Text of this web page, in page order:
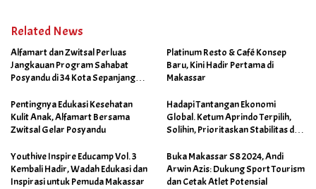
Related News
Alfamart dan Zwitsal Perluas
Jangkauan Program Sahabat
Posyandu di 34 Kota Sepanjang
Platinum Resto & Café Konsep
Baru, Kini Hadir Pertama di
Makassar
Pentingnya Edukasi Kesehatan
Kulit Anak, Alfamart Bersama
Zwitsal Gelar Posyandu
Hadapi Tantangan Ekonomi
Global. Ketum Aprindo Terpilih,
Solihin, Prioritaskan Stabilitas dan
Youthive Inspire Educamp Vol. 3
Kembali Hadir, Wadah Edukasi dan
Inspirasi untuk Pemuda Makassar
Buka Makassar S8 2024, Andi
Arwin Azis: Dukung Sport Tourism
dan Cetak Atlet Potensial